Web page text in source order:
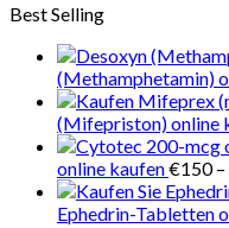
Best Selling
(Methamphetamin)
(Mifepriston) online
online kaufen€150 –
Ephedrin-Tabletten